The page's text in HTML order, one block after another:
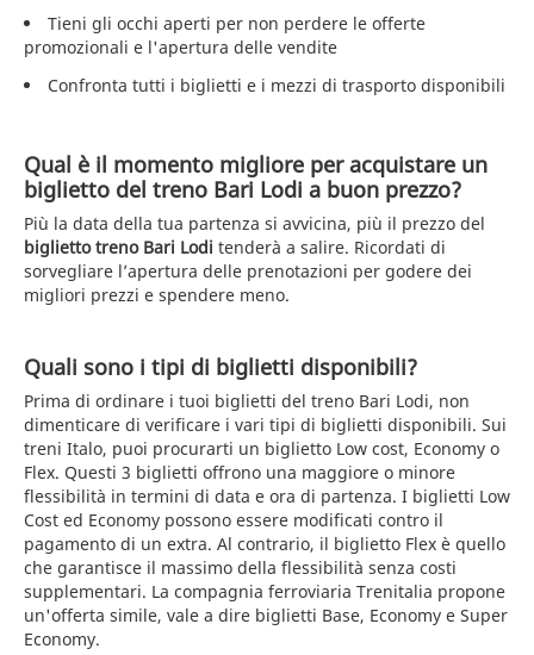
Tieni gli occhi aperti per non perdere le offerte
promozionali e l'apertura delle vendite
Confronta tutti i biglietti e i mezzi di trasporto disponibili
Qual è il momento migliore per acquistare un
biglietto del treno Bari Lodi a buon prezzo?
Più la data della tua partenza si avvicina, più il prezzo del
biglietto treno Bari Lodi tenderà a salire. Ricordati di
sorvegliare l’apertura delle prenotazioni per godere dei
migliori prezzi e spendere meno.
Quali sono i tipi di biglietti disponibili?
Prima di ordinare i tuoi biglietti del treno Bari Lodi, non
dimenticare di verificare i vari tipi di biglietti disponibili. Sui
treni Italo, puoi procurarti un biglietto Low cost, Economy o
Flex. Questi 3 biglietti offrono una maggiore o minore
flessibilità in termini di data e ora di partenza. I biglietti Low
Cost ed Economy possono essere modificati contro il
pagamento di un extra. Al contrario, il biglietto Flex è quello
che garantisce il massimo della flessibilità senza costi
supplementari. La compagnia ferroviaria Trenitalia propone
un'offerta simile, vale a dire biglietti Base, Economy e Super
Economy.